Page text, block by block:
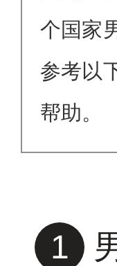
个国家
参考以
帮助。
1